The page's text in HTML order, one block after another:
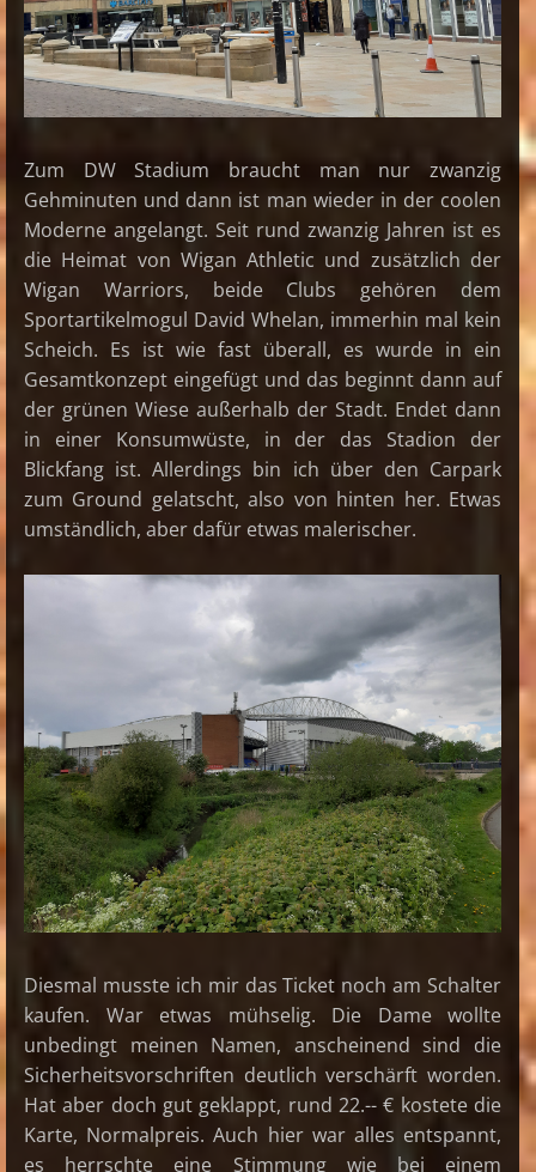
Zum DW Stadium braucht man nur zwanzig
Gehminuten und dann ist man wieder in der coolen
Moderne angelangt. Seit rund zwanzig Jahren ist es
die Heimat von Wigan Athletic und zusätzlich der
Wigan Warriors, beide Clubs gehören dem
Sportartikelmogul David Whelan, immerhin mal kein
Scheich. Es ist wie fast überall, es wurde in ein
Gesamtkonzept eingefügt und das beginnt dann auf
der grünen Wiese außerhalb der Stadt. Endet dann
in einer Konsumwüste, in der das Stadion der
Blickfang ist. Allerdings bin ich über den Carpark
zum Ground gelatscht, also von hinten her. Etwas
umständlich, aber dafür etwas malerischer.
Diesmal musste ich mir das Ticket noch am Schalter
kaufen. War etwas mühselig. Die Dame wollte
unbedingt meinen Namen, anscheinend sind die
Sicherheitsvorschriften deutlich verschärft worden.
Hat aber doch gut geklappt, rund 22.-- € kostete die
Karte, Normalpreis. Auch hier war alles entspannt,
es herrschte eine Stimmung wie bei einem